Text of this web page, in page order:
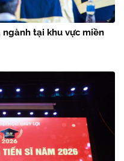
tại khu vực miền